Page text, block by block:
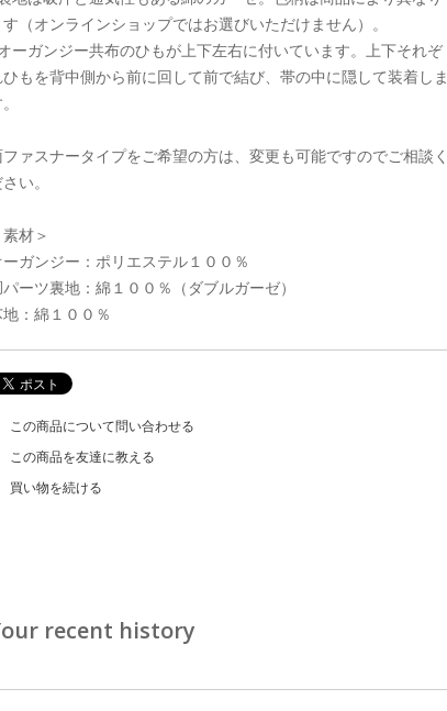
（オンラインショップではお選びいただけません）。
ーガンジー共布のひもが上下左右に付いています。上下それぞ
もを背中側から前に回して前で結び、帯の中に隠して装着しま
ァスナータイプをご希望の方は、変更も可能ですのでご相談く
い。
材＞
ガンジー：ポリエステル１００％
ーツ裏地：綿１００％（ダブルガーゼ）
：綿１００％
この商品について問い合わせる
この商品を友達に教える
買い物を続ける
recent history